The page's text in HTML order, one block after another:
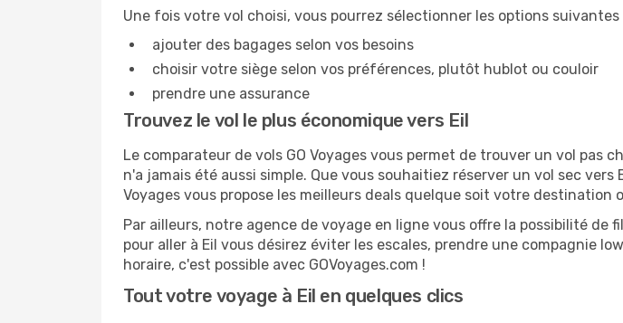
Une fois votre vol choisi, vous pourrez sélectionner les options suivantes
ajouter des bagages selon vos besoins
choisir votre siège selon vos préférences, plutôt hublot ou couloir
prendre une assurance
Trouvez le vol le plus économique vers Eil
Le comparateur de vols GO Voyages vous permet de trouver un vol pas
n'a jamais été aussi simple. Que vous souhaitiez réserver un vol sec
Voyages vous propose les meilleurs deals quelque soit votre destination
Par ailleurs, notre agence de voyage en ligne vous offre la possibilité
pour aller à Eil vous désirez éviter les escales, prendre une compagnie
horaire, c'est possible avec GOVoyages.com !
Tout votre voyage à Eil en quelques clics